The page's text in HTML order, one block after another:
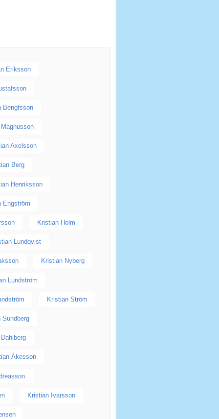
Eriksson
Bengtsson
Axelsson
Berg
Henriksson
Engström
Kristian Holm
Lundqvist
Kristian Nyberg
Lundström
Kristian Ström
Sundberg
Åkesson
Kristian Ivarsson